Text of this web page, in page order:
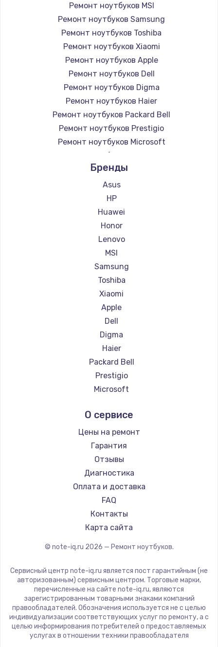
Ремонт ноутбуков MSI
Ремонт ноутбуков Samsung
Ремонт ноутбуков Toshiba
Ремонт ноутбуков Xiaomi
Ремонт ноутбуков Apple
Ремонт ноутбуков Dell
Ремонт ноутбуков Digma
Ремонт ноутбуков Haier
Ремонт ноутбуков Packard Bell
Ремонт ноутбуков Prestigio
Ремонт ноутбуков Microsoft
Ремонт ноутбуков Alienware
Ремонт ноутбуков Aquarius
Ремонт ноутбуков Gigabyte
Ремонт ноутбуков Aorus
Ремонт ноутбуков Maibenben
Ремонт ноутбуков Getac
Ремонт ноутбуков Epson
Ремонт ноутбуков Philips
Ремонт ноутбуков LG
Ремонт ноутбуков Panasonic
Ремонт ноутбуков Irbis
Ремонт ноутбуков Thunderobot
Ремонт ноутбуков Hasee
Ремонт ноутбуков ZTE
Ремонт ноутбуков Hiper
Ремонт ноутбуков Evga
Ремонт ноутбуков Google
Ремонт ноутбуков Echips
Ремонт ноутбуков Predator
Ремонт ноутбуков iru
Ремонт ноутбуков Machenike
Ремонт ноутбуков DEXP
Ремонт ноутбуков Teclast
Ремонт ноутбуков CHUWI
Ремонт ноутбуков Colorful
Бренды
Asus
HP
Huawei
Honor
Lenovo
MSI
Samsung
Toshiba
Xiaomi
Apple
Dell
Digma
Haier
Packard Bell
Prestigio
Microsoft
Aquarius
Gigabyte
Aorus
Maibenben
Getac
Epson
Philips
LG
Panasonic
ZTE
Hiper
Evga
Google
Echips
О сервисе
Цены на ремонт
Гарантия
Отзывы
Диагностика
Оплата и доставка
FAQ
Контакты
Карта сайта
© note-iq.ru 2026 — Ремонт ноутбуков.
Сервисный центр note-iq.ru является пост гарантийным (не
авторизованным) сервисным центром. Торговые марки,
перечисленные на сайте note-iq.ru, являются
зарегистрированным товарными знаками компаний
правообладателей. Обозначения используется не с целью
индивидуализации соответствующих услуг по ремонту, а с
целью информирования потребителей о предоставляемых
услугах в отношении техники правообладателя